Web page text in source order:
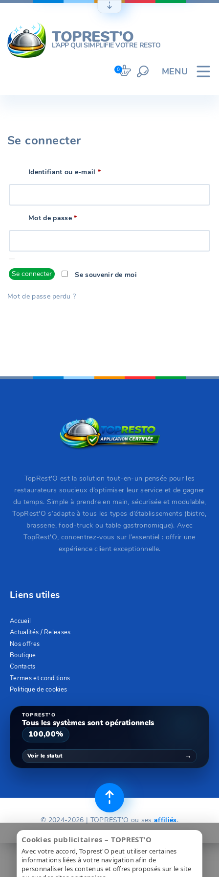
Cookies publicitaires – TOPREST'O
Avec votre accord, Toprest'O peut utiliser certaines
informations liées à votre navigation afin de
personnaliser les contenus et offres proposés sur le site
Skip
content
TOPREST'O
L’APP QUI SIMPLIFIE VOTRE RESTO
MENU
0
Se connecter
Identifiant ou e-mail*Obligatoire
Mot de passe*Obligatoire
Se souvenir de moi
Se connecter
Mot de passe perdu ?
TopRest'O est la solution tout-en-un pensée pour les
restaurateurs soucieux d’optimiser leur service et de gagner
du temps. Simple à prendre en main, sécurisée et modulable,
TopRest'O s’adapte à tous les types d’établissements (bistro,
brasserie, food-truck ou table gastronomique). Avec
TopRest'O, concentrez-vous sur l’essentiel : offrir une
expérience client exceptionnelle.
Liens utiles
Accueil
Actualités / Releases
Nos offres
Boutique
Contacts
Termes et conditions
Politique de cookies
TOPREST'O
Tous les systèmes sont opérationnels
100,00%
Voir le statut →
© 2024-2026 | TOPREST'O ou sesaffiliés.